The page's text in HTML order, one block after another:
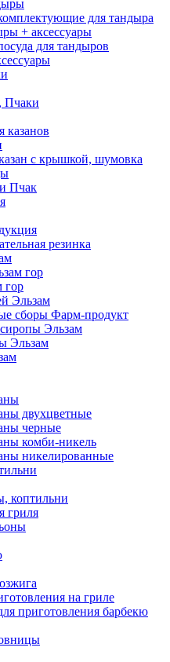
для тандыра
+ аксессуары
для тандыров
Пчаки
казанов
с крышкой, шумовка
Пчак
резинка
гор
гор
Эльзам
сборы Фарм-продукт
Эльзам
Эльзам
двухцветные
черные
комби-никель
никелированные
коптильни
гриля
на гриле
приготовления барбекю